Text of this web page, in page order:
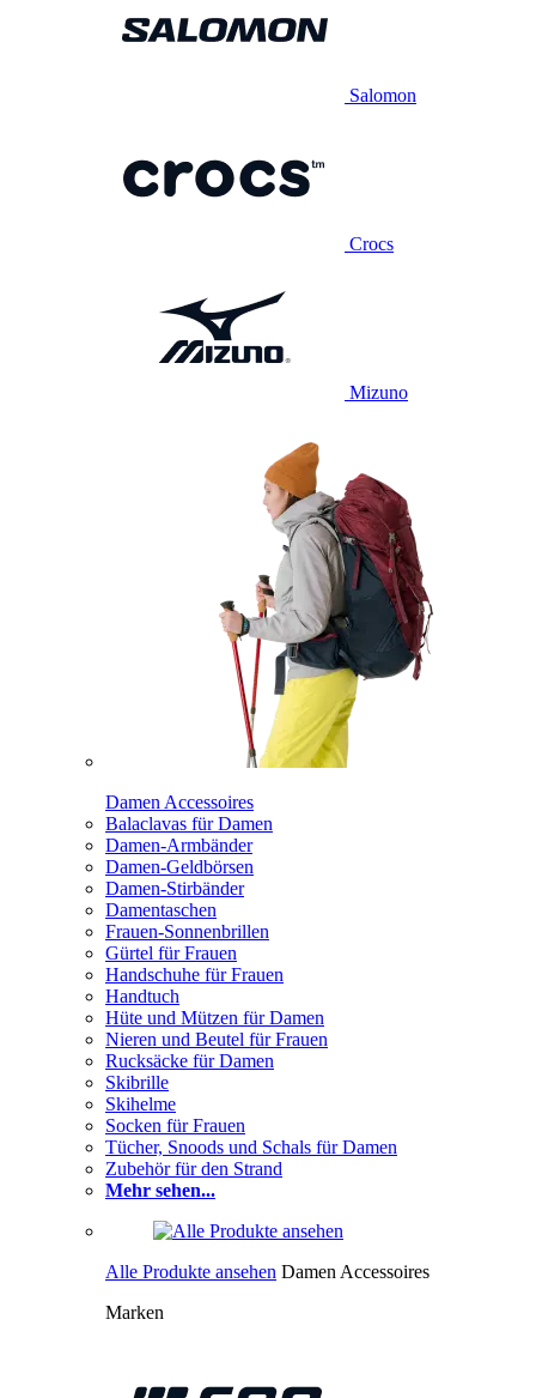
Salomon
Crocs
Mizuno
Damen Accessoires
Balaclavas für Damen
Damen-Armbänder
Damen-Geldbörsen
Damen-Stirbänder
Damentaschen
Frauen-Sonnenbrillen
Gürtel für Frauen
Handschuhe für Frauen
Handtuch
Hüte und Mützen für Damen
Nieren und Beutel für Frauen
Rucksäcke für Damen
Skibrille
Skihelme
Socken für Frauen
Tücher, Snoods und Schals für Damen
Zubehör für den Strand
Mehr sehen...
Alle Produkte ansehen Damen Accessoires
Marken